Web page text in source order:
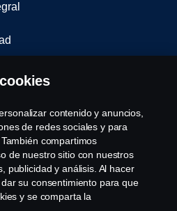
contenido y anuncios,
de redes sociales y para
compartimos
de nuestro sitio con nuestros
publicidad y análisis. Al hacer
su consentimiento para que
y se comparta la